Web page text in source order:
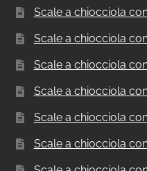
Scale a chiocciola
Scale a chiocciola
Scale a chiocciola
Scale a chiocciola
Scale a chiocciola
Scale a chiocciola